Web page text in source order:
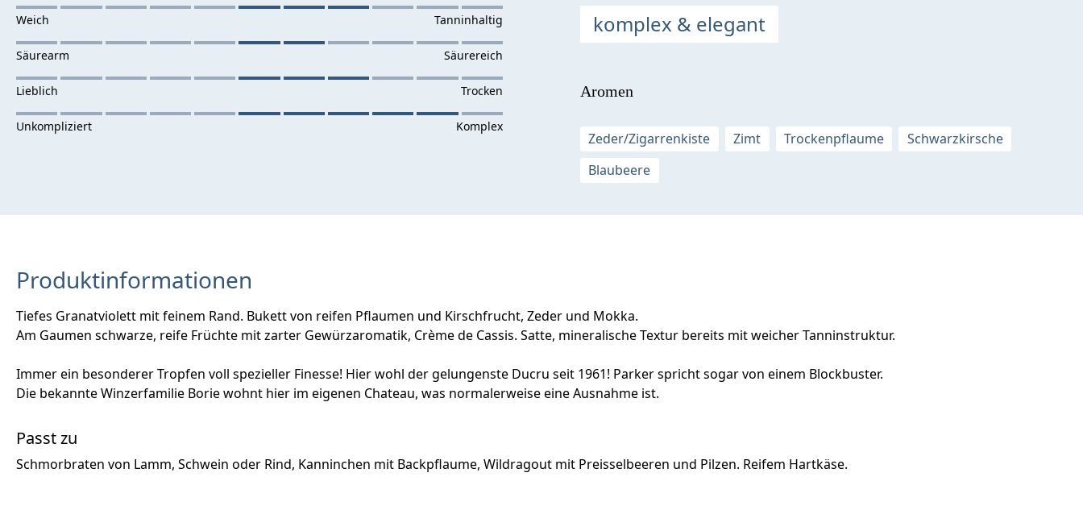
komplex & elegant
Aromen
Zeder/Zigarrenkiste Zimt Trockenpflaume
Schwarzkirsche
Blaubeere
Produktinformationen
Tiefes Granatviolett mit feinem Rand. Bukett von reifen Pflaumen und Kirschfrucht, Zeder und Mokka.
Am Gaumen schwarze, reife Früchte mit zarter Gewürzaromatik, Crème de Cassis. Satte, mineralische Textur bereits mit weicher Tanninstruktur.
Immer ein besonderer Tropfen voll spezieller Finesse! Hier wohl der gelungenste Ducru seit 1961! Parker spricht sogar von einem Blockbuster.
Die bekannte Winzerfamilie Borie wohnt hier im eigenen Chateau, was normalerweise eine Ausnahme ist.
Passt zu
Schmorbraten von Lamm, Schwein oder Rind, Kanninchen mit Backpflaume, Wildragout mit Preisselbeeren und Pilzen. Reifem Hartkäse.